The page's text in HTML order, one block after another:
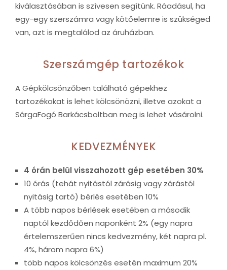
kiválasztásában is szívesen segítünk. Ráadásul, ha
egy-egy szerszámra vagy kötőelemre is szükséged
van, azt is megtalálod az áruházban.
Szerszámgép tartozékok
A Gépkölcsönzőben található gépekhez
tartozékokat is lehet kölcsönözni, illetve azokat a
SárgaFogó Barkácsboltban meg is lehet vásárolni.
KEDVEZMÉNYEK
4 órán belül visszahozott gép esetében 30%
10 órás (tehát nyitástól zárásig vagy zárástól
nyitásig tartó) bérlés esetében 10%
A több napos bérlések esetében a második
naptól kezdődően naponként 2% (egy napra
értelemszerűen nincs kedvezmény, két napra pl.
4%, három napra 6%)
több napos kölcsönzés esetén maximum 20%